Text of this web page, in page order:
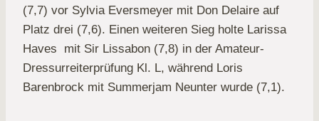
(7,7) vor Sylvia Eversmeyer mit Don Delaire auf
Platz drei (7,6). Einen weiteren Sieg holte Larissa
Haves mit Sir Lissabon (7,8) in der Amateur-
Dressurreiterprüfung Kl. L, während Loris
Barenbrock mit Summerjam Neunter wurde (7,1).